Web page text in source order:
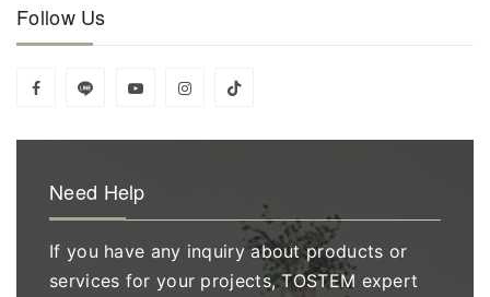
Follow Us
Need Help
If you have any inquiry about products or
services for your projects, TOSTEM expert